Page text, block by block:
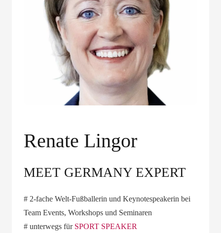
Renate Lingor
MEET GERMANY EXPERT
# 2-fache Welt-Fußballerin und Keynotespeakerin bei
Team Events, Workshops und Seminaren
# unterwegs für SPORT SPEAKER